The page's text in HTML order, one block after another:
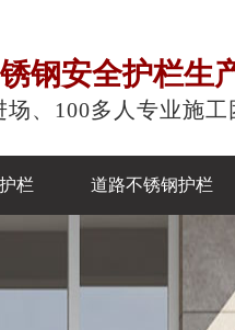
钢安全护栏生
场、100多人专业施工
栏 道路不锈钢护栏